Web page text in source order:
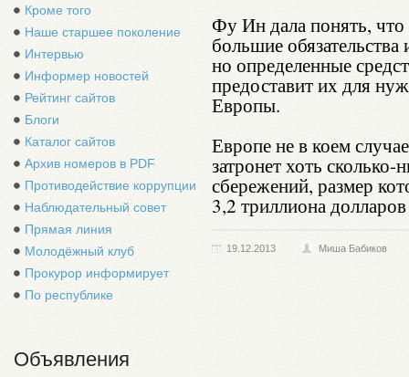
Кроме того
Наше старшее поколение
Интервью
Информер новостей
Рейтинг сайтов
Блоги
Каталог сайтов
Архив номеров в PDF
Противодействие коррупции
Наблюдательный совет
Прямая линия
Молодёжный клуб
Прокурор информирует
По республике
Объявления
Фу Ин дала понять, что
большие обязательства
но определенные
предоставит их для
Европы.
Европе не в коем
затронет хоть
сбережений, размер
3,2 триллиона
19.12.2013 Миша Бабиков